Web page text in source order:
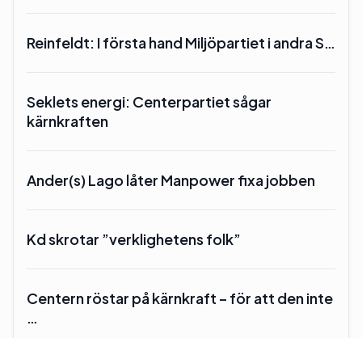
Reinfeldt: I första hand Miljöpartiet i andra S…
Seklets energi: Centerpartiet sågar
kärnkraften
Ander(s) Lago låter Manpower fixa jobben
Kd skrotar ”verklighetens folk”
Centern röstar på kärnkraft – för att den inte
…